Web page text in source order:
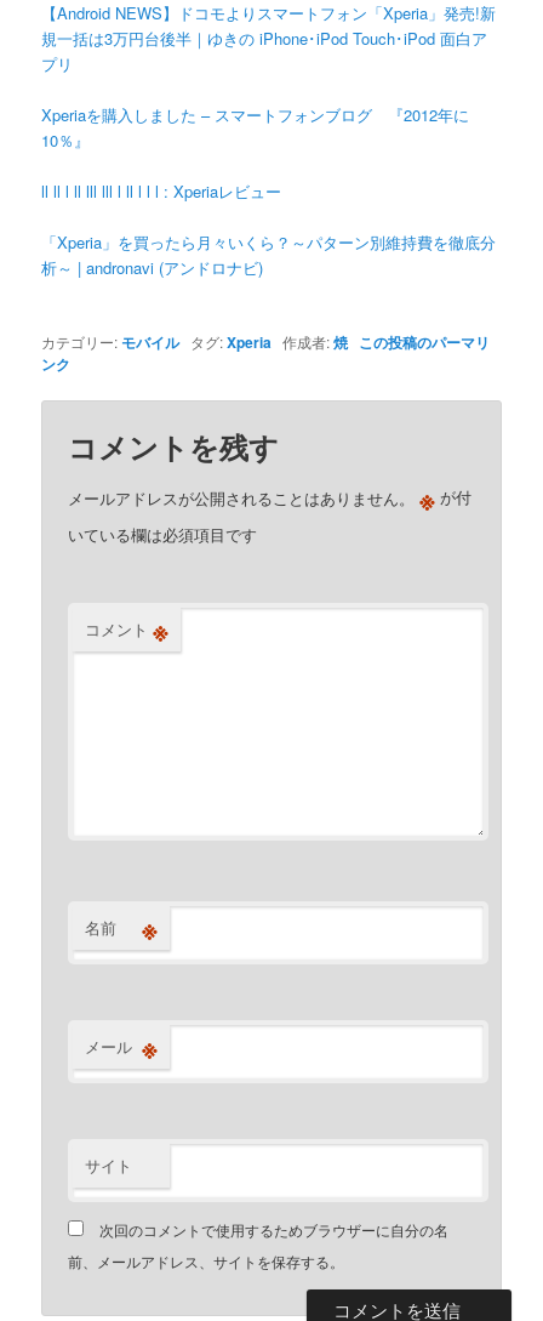
【Android NEWS】ドコモよりスマートフォン「Xperia」発売!新
規一括は3万円台後半｜ゆきの iPhone･iPod Touch･iPod 面白ア
プリ
Xperiaを購入しました – スマートフォンブログ 『2012年に
10％』
ll ll l ll lll lll l ll l l l : Xperiaレビュー
「Xperia」を買ったら月々いくら？～パターン別維持費を徹底分
析～ | andronavi (アンドロナビ)
カテゴリー: モバイルタグ:Xperia 作成者:焼 この投稿のパーマリ
ンク
コメントを残す
メールアドレスが公開されることはありません。 ※ が付
いている欄は必須項目です
コメント ※
名前 ※
メール ※
サイト
次回のコメントで使用するためブラウザーに自分の名
前、メールアドレス、サイトを保存する。